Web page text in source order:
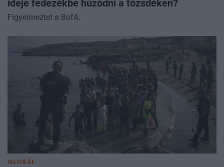
ideje fedezékbe húzódni a tőzsdéken?
Figyelmeztet a BofA.
GLOBÁL